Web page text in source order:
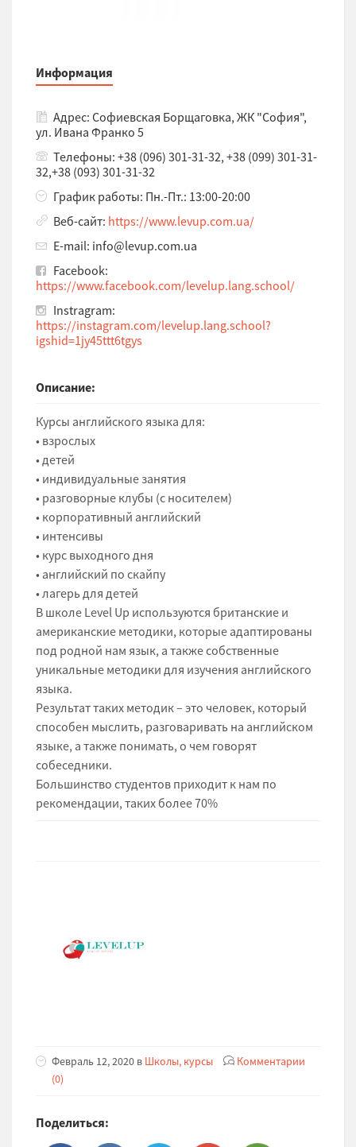
Информация
Адрес: Софиевская Борщаговка, ЖК "София",
ул. Ивана Франко 5
Телефоны: +38 (096) 301-31-32, +38 (099) 301-31-
32,+38 (093) 301-31-32
График работы: Пн.-Пт.: 13:00-20:00
Веб-сайт: https://www.levup.com.ua/
E-mail: info@levup.com.ua
Facebook:
https://www.facebook.com/levelup.lang.school/
Instragram:
https://instagram.com/levelup.lang.school?
igshid=1jy45ttt6tgys
Описание:
Курсы английского языка для:
• взрослых
• детей
• индивидуальные занятия
• разговорные клубы (с носителем)
• корпоративный английский
• интенсивы
• курс выходного дня
• английский по скайпу
• лагерь для детей
В школе Level Up используются британские и
американские методики, которые адаптированы
под родной нам язык, а также собственные
уникальные методики для изучения английского
языка.
Результат таких методик – это человек, который
способен мыслить, разговаривать на английском
языке, а также понимать, о чем говорят
собеседники.
Большинство студентов приходит к нам по
рекомендации, таких более 70%
Февраль 12, 2020 в Школы, курсы
Комментарии
(0)
Поделиться: